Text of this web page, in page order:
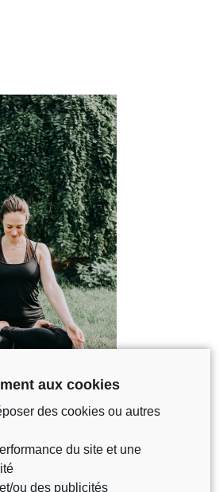
aux cookies
des cookies ou autres
du site et une
ou des publicités